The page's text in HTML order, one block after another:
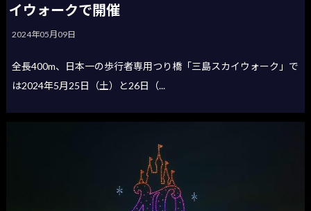
イウォークで開催
2024年05月09日
全長400m、日本一の歩行者専用つり橋「三島スカイウォーク」で
は2024年5月25日（土）と26日（...